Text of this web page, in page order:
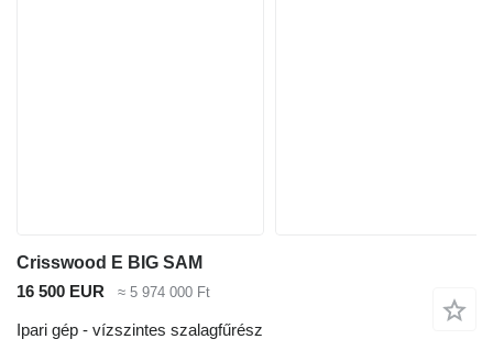
Crisswood E BIG SAM
16 500 EUR
≈ 5 974 000 Ft
Ipari gép - vízszintes szalagfűrész